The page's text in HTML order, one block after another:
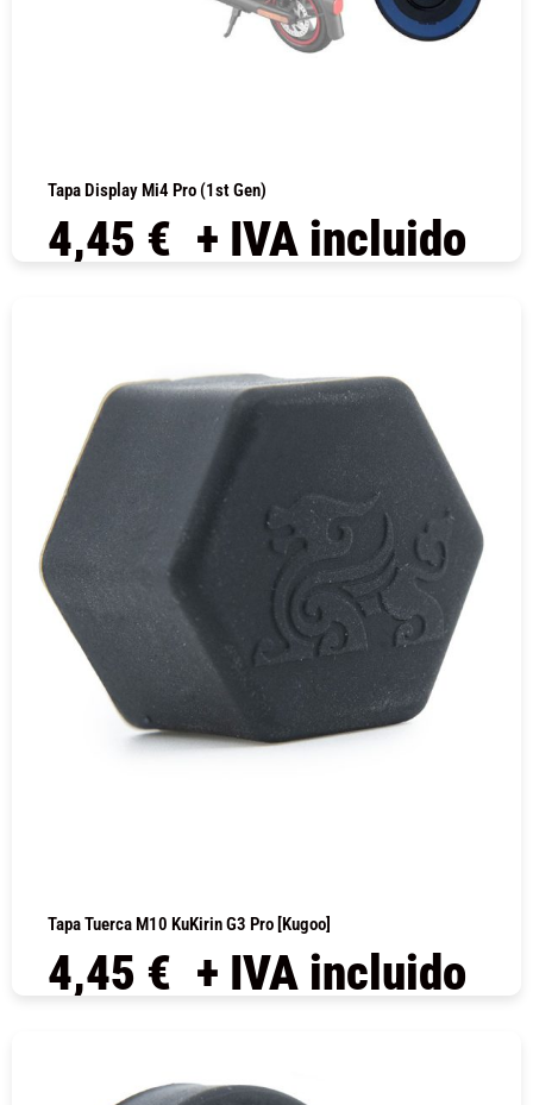
Tapa Display Mi4 Pro (1st Gen)
4,45 € + IVA incluido
Tapa Tuerca M10 KuKirin G3 Pro [Kugoo]
4,45 € + IVA incluido